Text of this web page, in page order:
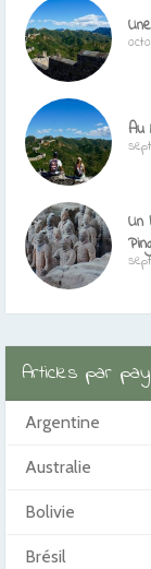
Au
Un
Articles par
Argentine
Australie
Bolivie
Brésil